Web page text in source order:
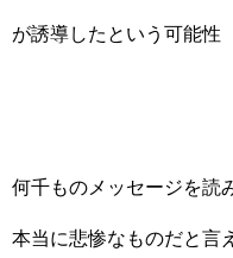
が誘導したという可能性
何千ものメッセージを読
本当に悲惨なものだと言